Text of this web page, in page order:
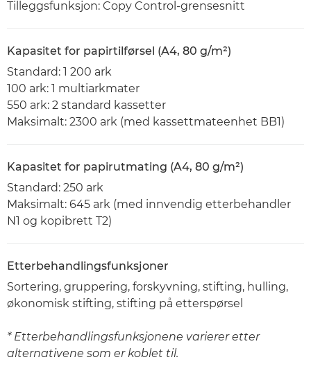
Tilleggsfunksjon: Copy Control-grensesnitt
Kapasitet for papirtilførsel (A4, 80 g/m²)
Standard: 1 200 ark
100 ark: 1 multiarkmater
550 ark: 2 standard kassetter
Maksimalt: 2300 ark (med kassettmateenhet BB1)
Kapasitet for papirutmating (A4, 80 g/m²)
Standard: 250 ark
Maksimalt: 645 ark (med innvendig etterbehandler
N1 og kopibrett T2)
Etterbehandlingsfunksjoner
Sortering, gruppering, forskyvning, stifting, hulling,
økonomisk stifting, stifting på etterspørsel
* Etterbehandlingsfunksjonene varierer etter
alternativene som er koblet til.